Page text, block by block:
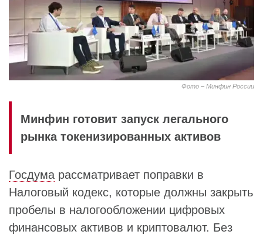
Фото – Минфин России
Минфин готовит запуск легального
рынка токенизированных активов
Госдума рассматривает поправки в
Налоговый кодекс, которые должны закрыть
пробелы в налогообложении цифровых
финансовых активов и криптовалют. Без